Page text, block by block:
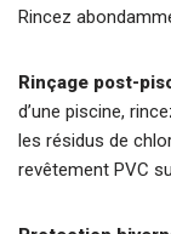
Rincez
Rinçage post-
d’une piscine,
les résidus de
revêtement PVC